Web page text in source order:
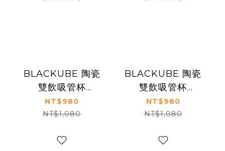
BLACKUBE 陶瓷
雙飲吸管杯
Tumbler 800ml -
櫻花粉 (Tritan吸
NT$980
NT$1,080
BLACKUBE 陶瓷
雙飲吸管杯
Tumbler 800ml -
茶芽綠 (Tritan吸
NT$980
NT$1,080